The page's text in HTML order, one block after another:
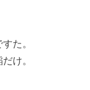
た。
け。